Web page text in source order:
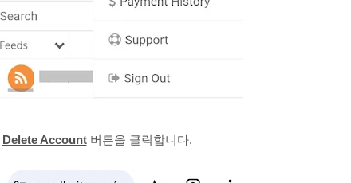
Delete Account버튼을 클릭합니다.